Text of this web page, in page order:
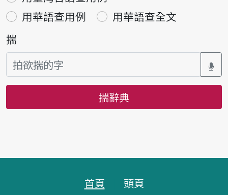
用華語查用例
用華語查全文
揣
揣辭典
首頁 頭頁